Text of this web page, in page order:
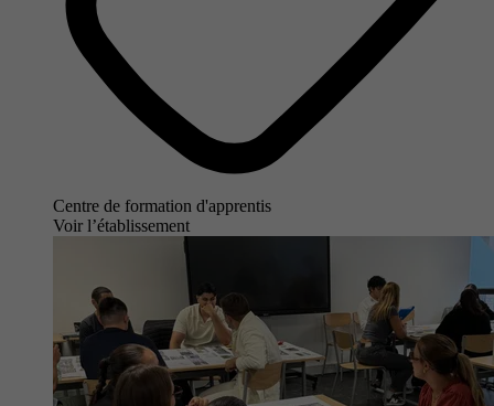
Centre de formation d'apprentis
Voir l’établissement